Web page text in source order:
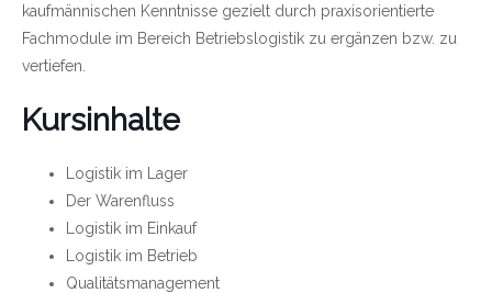
kaufmännischen Kenntnisse gezielt durch praxisorientierte
Fachmodule im Bereich Betriebslogistik zu ergänzen bzw. zu
vertiefen.
Kursinhalte
Logistik im Lager
Der Warenfluss
Logistik im Einkauf
Logistik im Betrieb
Qualitätsmanagement